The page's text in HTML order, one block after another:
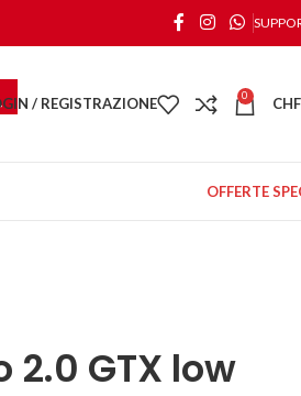
/ REGISTRAZIONE 0 CHF
OFFERTE
2.0 GTX low